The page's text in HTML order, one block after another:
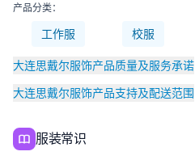
产品分类：
工作服 校服
大连思戴尔服饰产品质量及服务承诺
大连思戴尔服饰产品支持及配送范围
服装常识